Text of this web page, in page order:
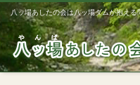
八ッ場あしたの会は八ッ場ダムが抱え